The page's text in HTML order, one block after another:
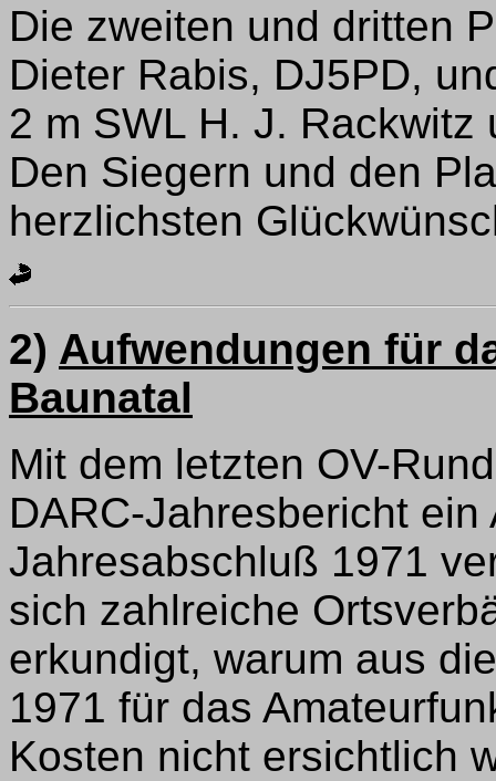
Die zweiten und dritten
Dieter Rabis, DJ5PD,
2 m SWL H. J. Rackwitz
Den Siegern und den
herzlichsten
2) Aufwendungen für
Baunatal
Mit dem letzten OV-
DARC-Jahresbericht
Jahresabschluß 1971
sich zahlreiche
erkundigt, warum aus
1971 für das
Kosten nicht ersichtlich